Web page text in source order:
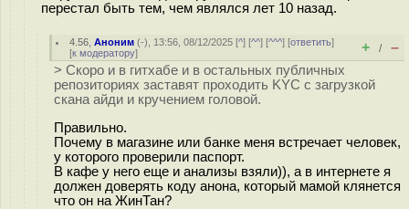
перестал быть тем, чем являлся лет 10 назад.
4.56 ,Аноним (-), 13:56, 08/12/2025 [^] [^^] [^^^] [ответить]
[к модератору] + / –
> Скоро и в гитхабе и в остальных публичных
репозиториях заставят проходить KYC с загрузкой
скана айди и кручением головой.
Правильно.
Почему в магазине или банке меня встречает человек,
у которого проверили паспорт.
В кафе у него еще и анализы взяли)), а в интернете я
должен доверять коду анона, который мамой клянется
что он на ЖинТан?